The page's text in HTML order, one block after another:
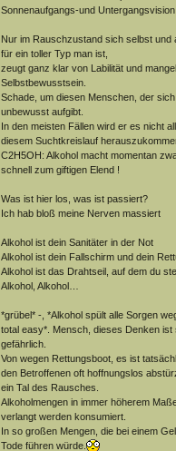
Sonnenaufgangs-und Untergangsvision
Nur im Rauschzustand sich selbst und
für ein toller Typ man ist,
zeugt ganz klar von Labilität und
Selbstbewusstsein.
Schade, um diesen Menschen, der
unbewusst aufgibt.
In den meisten Fällen wird er es nicht
diesem Suchtkreislauf
C2H5OH: Alkohol macht momentan
schnell zum giftigen Elend !
Was ist hier los, was ist passiert?
Ich hab bloß meine Nerven massiert
Alkohol ist dein Sanitäter in der Not
Alkohol ist dein Fallschirm und dein
Alkohol ist das Drahtseil, auf dem du
Alkohol, Alkohol…
*grübel* -, *Alkohol spült alle Sorgen
total easy*. Mensch, dieses Denken ist
gefährlich.
Von wegen Rettungsboot, es ist
den Betroffenen oft hoffnungslos
ein Tal des Rausches.
Alkoholmengen in immer höherem
verlangt werden konsumiert.
In so großen Mengen, die bei einem
Tode führen würde.